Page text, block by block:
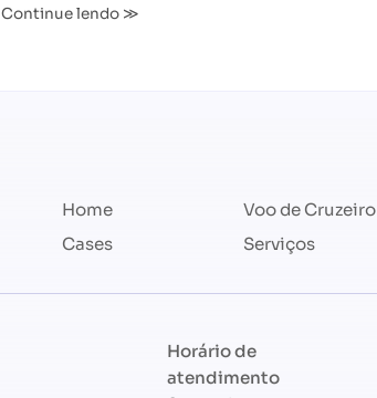
Continue lendo ≫
Home
Cases
Voo de Cruzeiro
Serviços
Horário de
atendimento